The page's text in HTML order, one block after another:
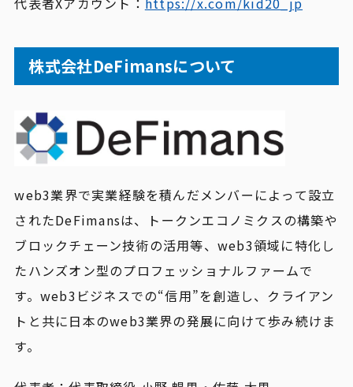
株式会社DeFimansについて
web3業界で実業経験を積んだメンバーによって設立
されたDeFimansは、トークンエコノミクスの構築や
ブロックチェーン技術の活用等、web3領域に特化し
たハンズオン型のプロフェッショナルファームで
す。web3ビジネスでの“信用”を創造し、クライアン
トと共に日本のweb3業界の発展に向けて歩み続けま
す。